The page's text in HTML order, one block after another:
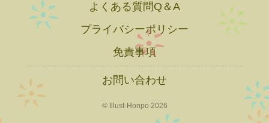
よくある質問Q＆A
プライバシーポリシー
免責事項
お問い合わせ
© Illust-Honpo 2026